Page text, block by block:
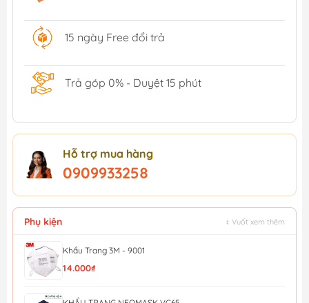
15 ngày Free đổi trả
Trả góp 0% - Duyệt 15 phút
Hỗ trợ mua hàng
0909933258
Phụ kiện ↕ Vuốt xem thêm
Khẩu Trang 3M - 9001
14.000₫